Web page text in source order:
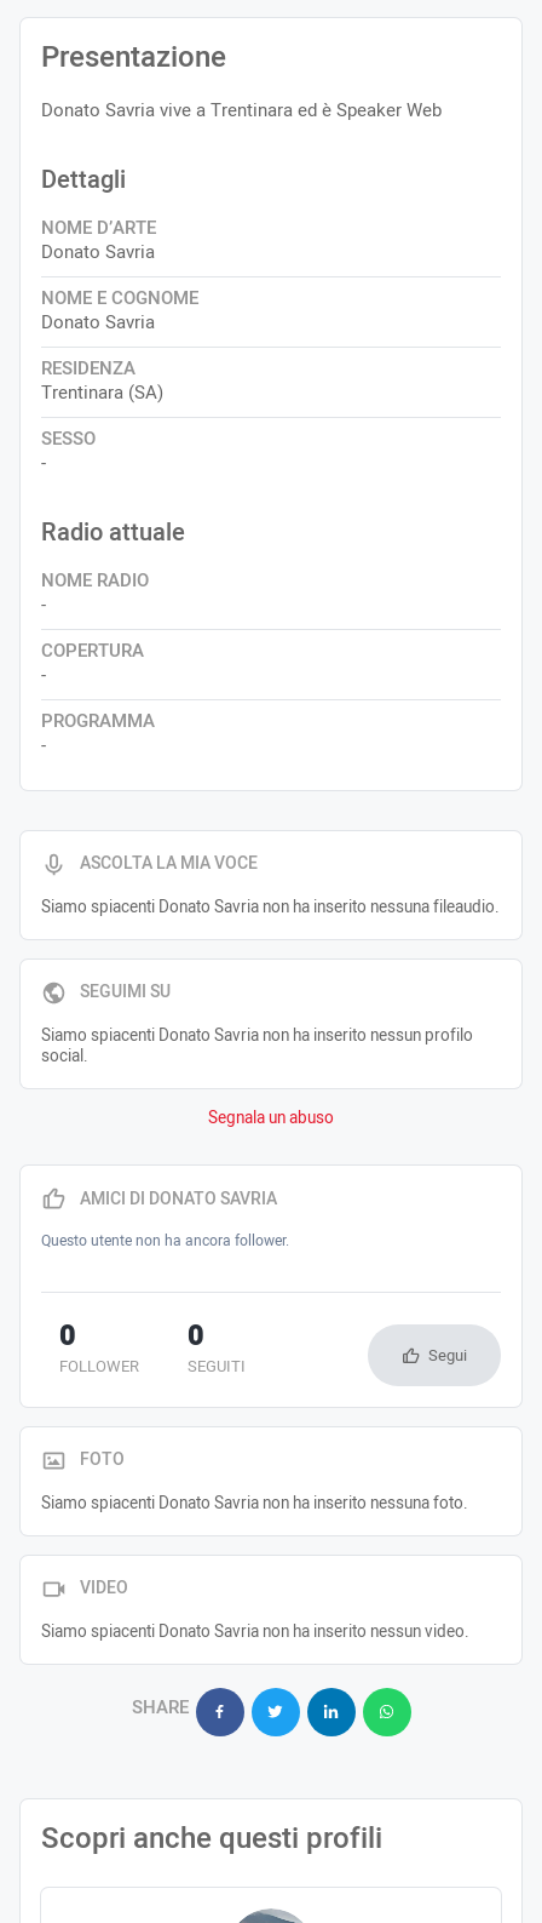
ASCOLTA LA MIA VOCE
Siamo spiacenti Donato Savria non ha inserito nessuna fileaudio.
SEGUIMI SU
Siamo spiacenti Donato Savria non ha inserito nessun profilo
social.
Segnala un abuso
Presentazione
Donato Savria vive a Trentinara ed è Speaker Web
Dettagli
NOME D’ARTE
Donato Savria
NOME E COGNOME
Donato Savria
RESIDENZA
Trentinara (SA)
SESSO
-
Radio attuale
NOME RADIO
-
COPERTURA
-
PROGRAMMA
-
AMICI DI DONATO SAVRIA
Questo utente non ha ancora follower.
FOLLOWER
0
SEGUITI
0 Segui
FOTO
Siamo spiacenti Donato Savria non ha inserito nessuna foto.
VIDEO
Siamo spiacenti Donato Savria non ha inserito nessun video.
SHARE
Scopri anche questi profili